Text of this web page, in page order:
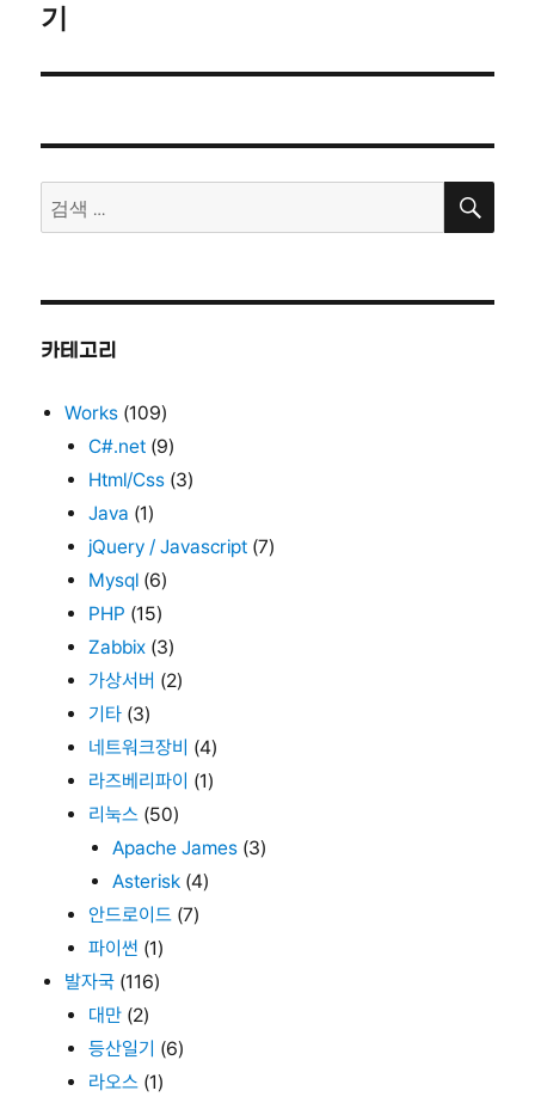
색
기
검
색:
검
카테고리
Works (109)
C#.net (9)
Html/Css (3)
Java (1)
jQuery / Javascript (7)
Mysql (6)
PHP (15)
Zabbix (3)
가상서버 (2)
기타 (3)
네트워크장비 (4)
라즈베리파이 (1)
리눅스 (50)
Apache James (3)
Asterisk (4)
안드로이드 (7)
파이썬 (1)
발자국 (116)
대만 (2)
등산일기 (6)
라오스 (1)